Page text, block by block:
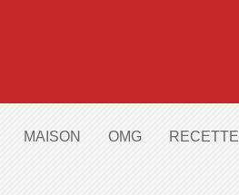
MAISON OMG RECETTE